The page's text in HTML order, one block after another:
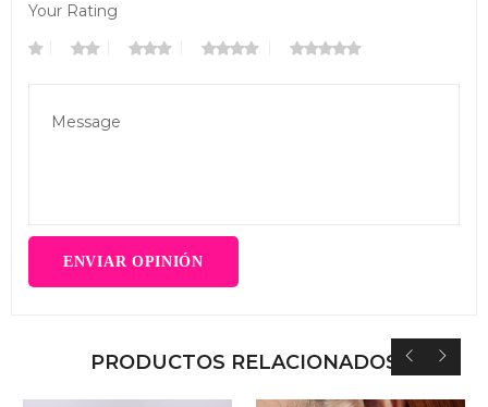
Your Rating
PRODUCTOS RELACIONADOS